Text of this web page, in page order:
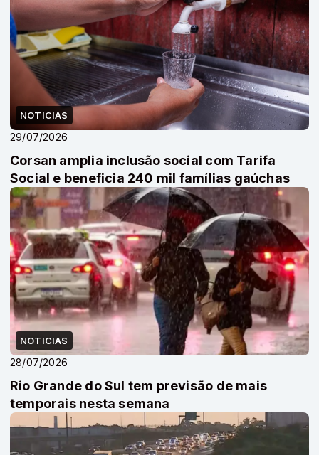
NOTICIAS
29/07/2026
Corsan amplia inclusão social com Tarifa
Social e beneficia 240 mil famílias gaúchas
NOTICIAS
28/07/2026
Rio Grande do Sul tem previsão de mais
temporais nesta semana